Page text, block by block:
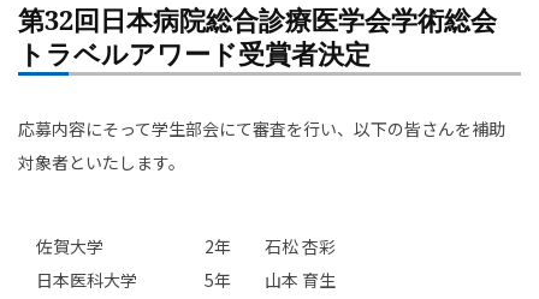
第32回日本病院総合診療医学会学術総会
トラベルアワード受賞者決定
応募内容にそって学生部会にて審査を行い、以下の皆さんを補助
対象者といたします。
佐賀大学 2年 石松 杏彩
日本医科大学 5年 山本 育生